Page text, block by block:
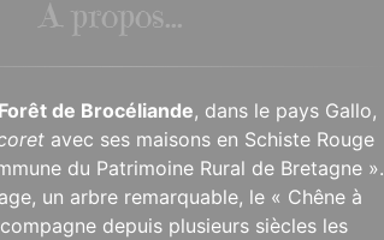
À propos...
Forêt de Brocéliande, dans le pays Gallo,
avec ses maisons en Schiste Rouge
du Patrimoine Rural de Bretagne ».
un arbre remarquable, le « Chêne à
depuis plusieurs siècles les